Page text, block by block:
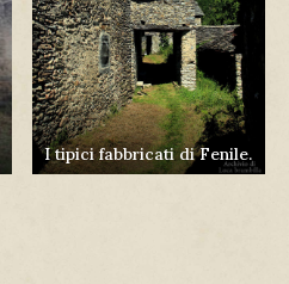
I tipici fabbricati di Fenile.